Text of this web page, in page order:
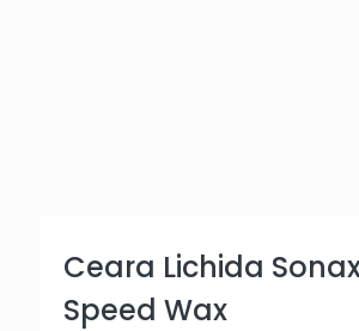
Ceara Lichida
Speed Wax